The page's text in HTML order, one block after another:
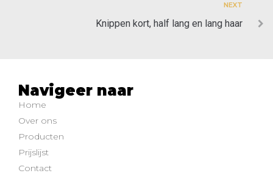
NEXT
Knippen kort, half lang en lang haar
Navigeer naar
Home
Over ons
Producten
Prijslijst
Contact